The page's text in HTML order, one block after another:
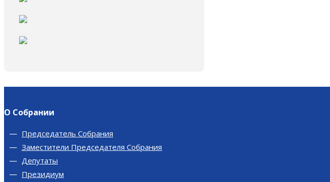
О Собрании
Председатель Собрания
Заместители Председателя Собрания
Депутаты
Президиум